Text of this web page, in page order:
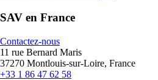
SAV en France
Contactez-nous
11 rue Bernard Maris
37270 Montlouis-sur-Loire, France
+33 1 86 47 62 58